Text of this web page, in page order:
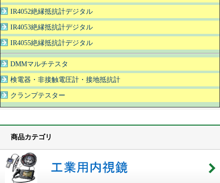
IR4052絶縁抵抗計デジタル
IR4053絶縁抵抗計デジタル
IR4055絶縁抵抗計デジタル
DMMマルチテスタ
検電器・非接触電圧計・接地抵抗計
クランプテスター
商品カテゴリ